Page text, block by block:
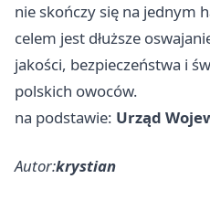
nie skończy się na jednym
celem jest dłuższe
jakości, bezpieczeństwa i
polskich owoców.
na podstawie: Urząd
Autor:krystian